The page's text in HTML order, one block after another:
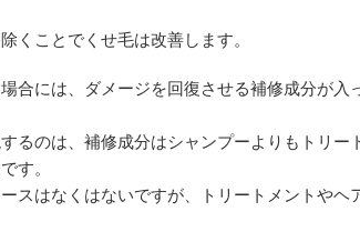
くことでくせ毛は改善します。
合には、ダメージを回復させる補修成分が入
るのは、補修成分はシャンプーよりもトリー
す。
スはなくはないですが、トリートメントやヘ